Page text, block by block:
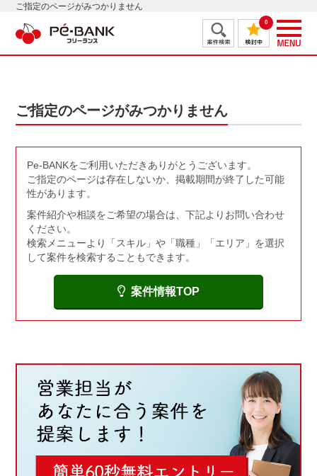
ご指定のページがみつかりません
0
ご指定のページがみつかりません
Pe-BANKをご利用いただきありがとうございます。
ご指定のページは存在しないか、掲載期間が終了した可能
性があります。
案件紹介や相談をご希望の場合は、下記よりお問い合わせ
ください。
検索メニューより「スキル」や「職種」「エリア」を選択
して案件を検索することもできます。
案件情報TOP